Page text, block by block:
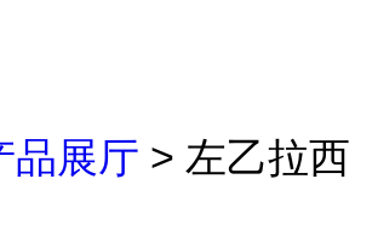
品展厅 > 左乙拉西